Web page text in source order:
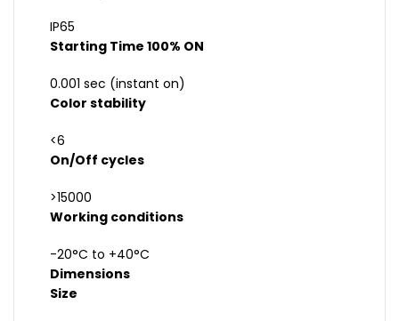
IP65
Starting Time 100% ON
0.001 sec (instant on)
Color stability
<6
On/Off cycles
>15000
Working conditions
-20°C to +40°C
Dimensions
Size